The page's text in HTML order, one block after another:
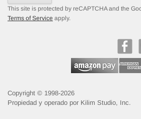
This site is protected by reCAPTCHA and the
Terms of Service apply.
Copyright © 1998-2026
Propiedad y operado por Kilim Studio, Inc.